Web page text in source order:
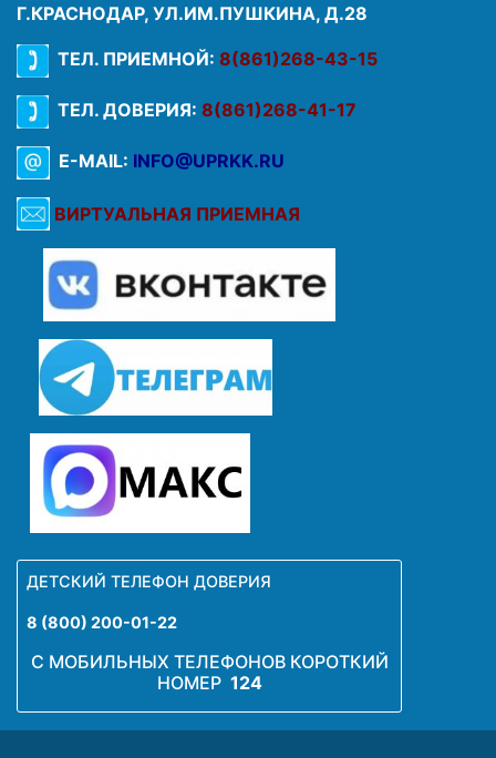
Г.КРАСНОДАР, УЛ.ИМ.ПУШКИНА, Д.28
ТЕЛ. ПРИЕМНОЙ: 8(861)268-43-15
ТЕЛ. ДОВЕРИЯ: 8(861)268-41-17
E-MAIL: INFO@UPRKK.RU
ВИРТУАЛЬНАЯ ПРИЕМНАЯ
ДЕТСКИЙ ТЕЛЕФОН ДОВЕРИЯ
8 (800) 200-01-22
С МОБИЛЬНЫХ ТЕЛЕФОНОВ КОРОТКИЙ
НОМЕР 124